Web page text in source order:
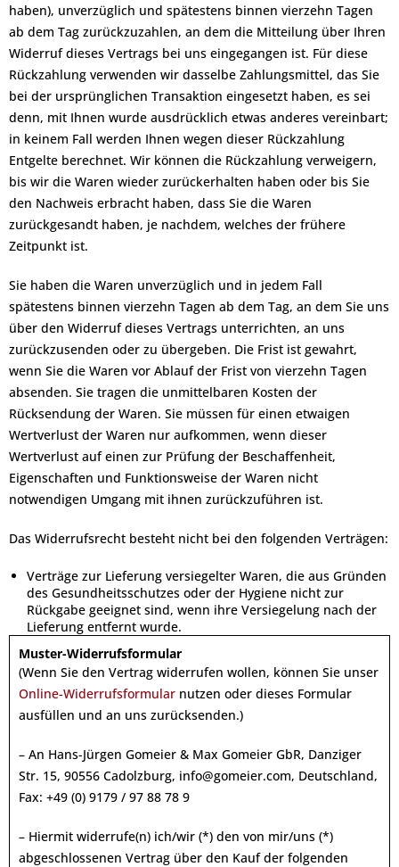
haben), unverzüglich und spätestens binnen vierzehn Tagen
ab dem Tag zurückzuzahlen, an dem die Mitteilung über Ihren
Widerruf dieses Vertrags bei uns eingegangen ist. Für diese
Rückzahlung verwenden wir dasselbe Zahlungsmittel, das Sie
bei der ursprünglichen Transaktion eingesetzt haben, es sei
denn, mit Ihnen wurde ausdrücklich etwas anderes vereinbart;
in keinem Fall werden Ihnen wegen dieser Rückzahlung
Entgelte berechnet. Wir können die Rückzahlung verweigern,
bis wir die Waren wieder zurückerhalten haben oder bis Sie
den Nachweis erbracht haben, dass Sie die Waren
zurückgesandt haben, je nachdem, welches der frühere
Zeitpunkt ist.
Sie haben die Waren unverzüglich und in jedem Fall
spätestens binnen vierzehn Tagen ab dem Tag, an dem Sie uns
über den Widerruf dieses Vertrags unterrichten, an uns
zurückzusenden oder zu übergeben. Die Frist ist gewahrt,
wenn Sie die Waren vor Ablauf der Frist von vierzehn Tagen
absenden. Sie tragen die unmittelbaren Kosten der
Rücksendung der Waren. Sie müssen für einen etwaigen
Wertverlust der Waren nur aufkommen, wenn dieser
Wertverlust auf einen zur Prüfung der Beschaffenheit,
Eigenschaften und Funktionsweise der Waren nicht
notwendigen Umgang mit ihnen zurückzuführen ist.
Das Widerrufsrecht besteht nicht bei den folgenden Verträgen:
Verträge zur Lieferung versiegelter Waren, die aus Gründen
des Gesundheitsschutzes oder der Hygiene nicht zur
Rückgabe geeignet sind, wenn ihre Versiegelung nach der
Lieferung entfernt wurde.
Muster-Widerrufsformular
(Wenn Sie den Vertrag widerrufen wollen, können Sie unser
Online-Widerrufsformular nutzen oder dieses Formular
ausfüllen und an uns zurücksenden.)
– An Hans-Jürgen Gomeier & Max Gomeier GbR, Danziger
Str. 15, 90556 Cadolzburg, info@gomeier.com, Deutschland,
Fax: +49 (0) 9179 / 97 88 78 9
– Hiermit widerrufe(n) ich/wir (*) den von mir/uns (*)
abgeschlossenen Vertrag über den Kauf der folgenden